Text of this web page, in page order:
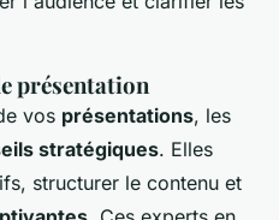
présentation
vos présentations, les
stratégiques. Elles
structurer le contenu et